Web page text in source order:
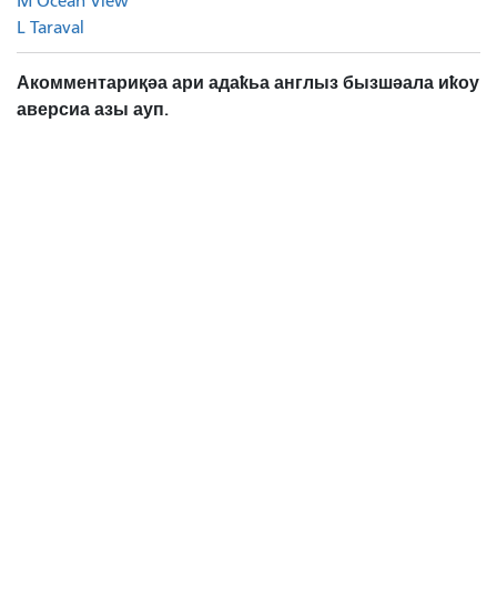
L Taraval
Акомментариқәа ари адаҟьа англыз бызшәала иҟоу
аверсиа азы ауп.